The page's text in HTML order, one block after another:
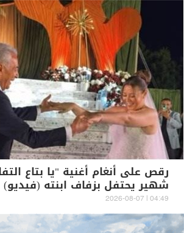
رقص على أنغام أغنية "يا بتاع
شهير يحتفل بزفاف ابنته (فيديو)
04:49 | 2026-08-07